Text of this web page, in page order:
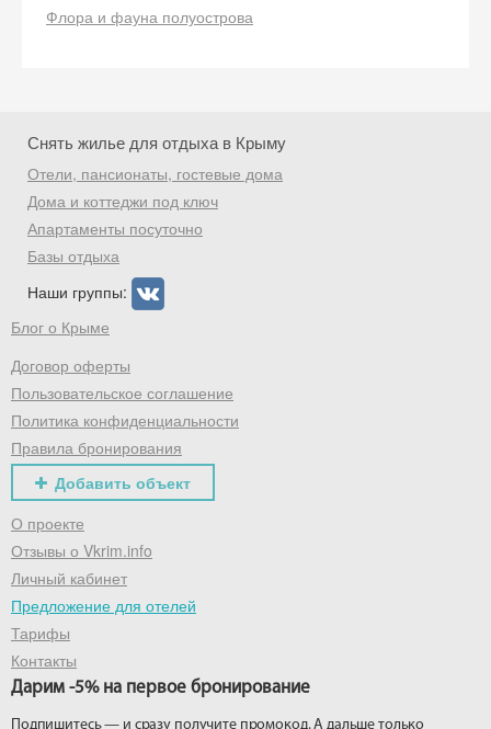
Флора и фауна полуострова
Снять жилье для отдыха в Крыму
Отели, пансионаты, гостевые дома
Дома и коттеджи под ключ
Апартаменты посуточно
Базы отдыха
Наши группы:
Блог о Крыме
Договор оферты
Пользовательское соглашение
Политика конфиденциальности
Правила бронирования
Добавить объект
О проекте
Отзывы о Vkrim.info
Личный кабинет
Предложение для отелей
Тарифы
Контакты
Дарим -5% на первое бронирование
Подпишитесь — и сразу получите промокод. А дальше только